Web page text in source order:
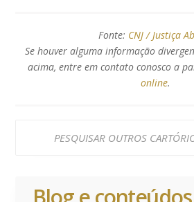
Fonte: CNJ / Justiça
Se houver alguma informação
acima, entre em contato conosco a
online.